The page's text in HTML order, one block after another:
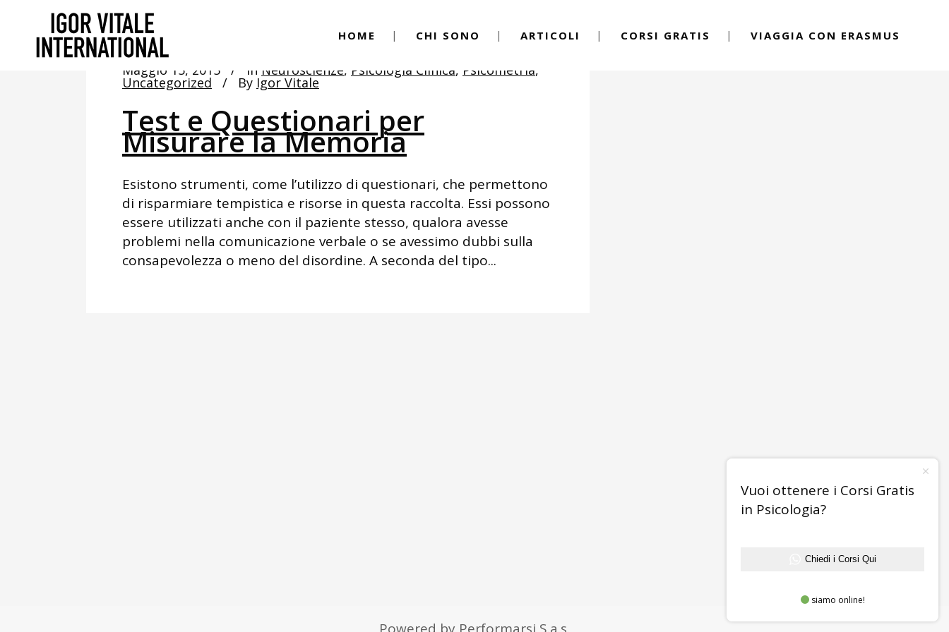
HOME CHI SONO ARTICOLI CORSI GRATIS VIAGGIA CON ERASMUS
Maggio 15, 2015 In Neuroscienze, Psicologia Clinica, Psicometria,
Uncategorized By Igor Vitale
Test e Questionari per
Misurare la Memoria
Esistono strumenti, come l’utilizzo di questionari, che permettono
di risparmiare tempistica e risorse in questa raccolta. Essi possono
essere utilizzati anche con il paziente stesso, qualora avesse
problemi nella comunicazione verbale o se avessimo dubbi sulla
consapevolezza o meno del disordine. A seconda del tipo...
Vuoi ottenere i Corsi Gratis
in Psicologia?
Chiedi i Corsi Qui
siamo online!